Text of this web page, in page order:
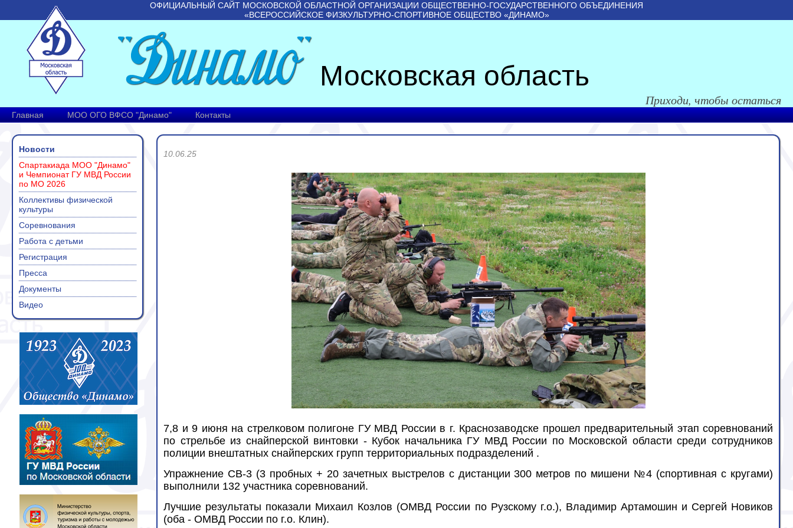
ОФИЦИАЛЬНЫЙ САЙТ МОСКОВСКОЙ ОБЛАСТНОЙ ОРГАНИЗАЦИИ ОБЩЕСТВЕННО-ГОСУДАРСТВЕННОГО ОБЪЕДИНЕНИЯ
«ВСЕРОССИЙСКОЕ ФИЗКУЛЬТУРНО-СПОРТИВНОЕ ОБЩЕСТВО «ДИНАМО»
Московская область
Приходи, чтобы остаться
Главная МОО ОГО ВФСО "Динамо" Контакты
Новости
Спартакиада МОО "Динамо"
и Чемпионат ГУ МВД России
по МО 2026
Коллективы физической
культуры
Соревнования
Работа с детьми
Регистрация
Пресса
Документы
Видео
10.06.25
7,8 и 9 июня на стрелковом полигоне ГУ МВД России в г. Краснозаводске прошел предварительный этап соревнований
по стрельбе из снайперской винтовки - Кубок начальника ГУ МВД России по Московской области среди сотрудников
полиции внештатных снайперских групп территориальных подразделений .
Упражнение СВ-3 (3 пробных + 20 зачетных выстрелов с дистанции 300 метров по мишени №4 (спортивная с кругами)
выполнили 132 участника соревнований.
Лучшие результаты показали Михаил Козлов (ОМВД России по Рузскому г.о.), Владимир Артамошин и Сергей Новиков
(оба - ОМВД России по г.о. Клин).